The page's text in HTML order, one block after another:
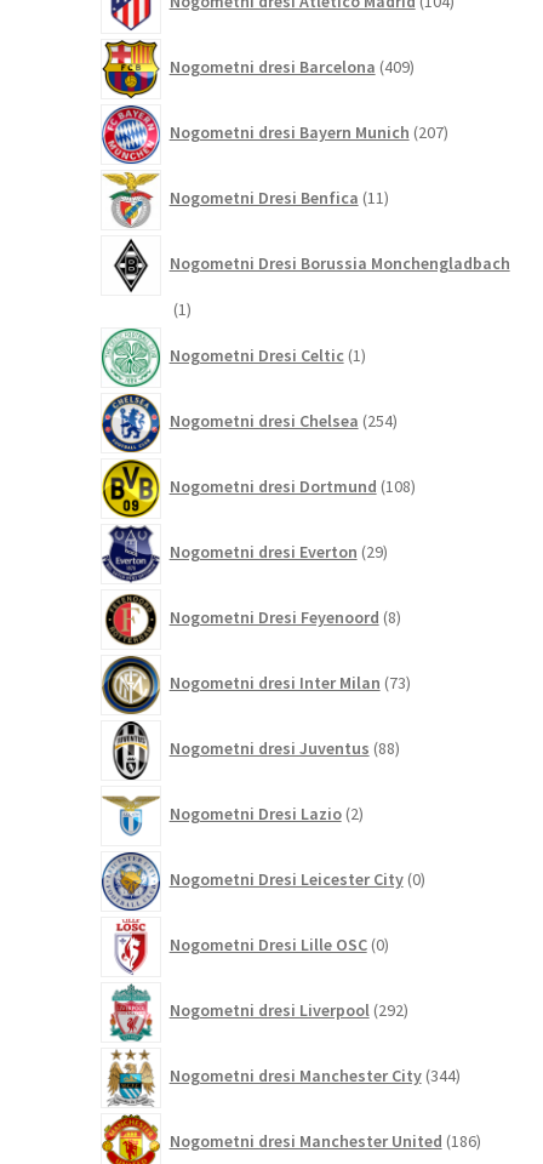
izdelki
Nogometni dresi Barcelona 409izdelkov
Nogometni dresi Bayern Munich 207izdelkov
Nogometni Dresi Benfica 11izdelkov
Nogometni Dresi Borussia Monchengladbach
11
Nogometni Dresi Celtic 1izdelek
Nogometni dresi Chelsea 254izdelkov
Nogometni dresi Dortmund 108izdelkov
Nogometni dresi Everton 29izdelkov
Nogometni Dresi Feyenoord 8izdelkov
Nogometni dresi Inter Milan 73izdelkov
Nogometni dresi Juventus 88izdelkov
Nogometni Dresi Lazio 2izdelka
Nogometni Dresi Leicester City 0izdelkov
Nogometni Dresi Lille OSC 0izdelkov
Nogometni dresi Liverpool 292izdelkov
Nogometni dresi Manchester City 344izdelkov
Nogometni dresi Manchester United 186izdelkov